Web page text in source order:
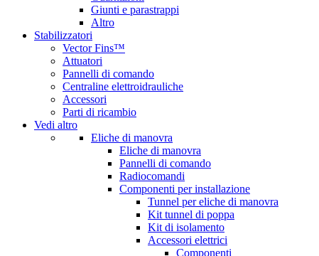
Giunti e parastrappi
Altro
Stabilizzatori
Vector Fins™
Attuatori
Pannelli di comando
Centraline elettroidrauliche
Accessori
Parti di ricambio
Vedi altro
Eliche di manovra
Eliche di manovra
Pannelli di comando
Radiocomandi
Componenti per installazione
Tunnel per eliche di manovra
Kit tunnel di poppa
Kit di isolamento
Accessori elettrici
Componenti